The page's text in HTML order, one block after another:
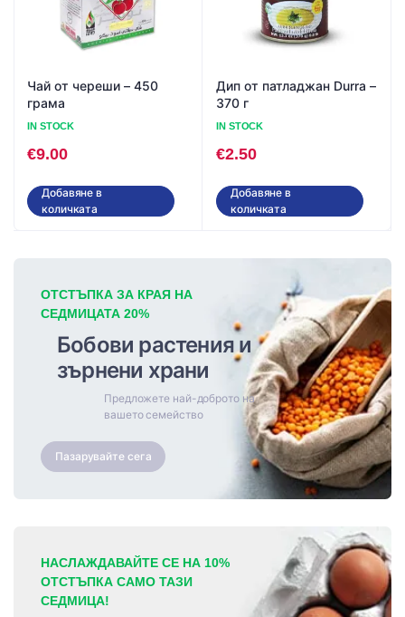
Чай от череши – 450
грама
IN STOCK
€9.00
Добавяне в
количката
Дип от патладжан Durra –
370 г
IN STOCK
€2.50
Добавяне в
количката
ОТСТЪПКА ЗА КРАЯ НА
СЕДМИЦАТА 20%
Бобови растения и
зърнени храни
Предложете най-доброто на
вашето семейство
Пазарувайте сега
НАСЛАЖДАВАЙТЕ СЕ НА 10%
ОТСТЪПКА САМО ТАЗИ
СЕДМИЦА!